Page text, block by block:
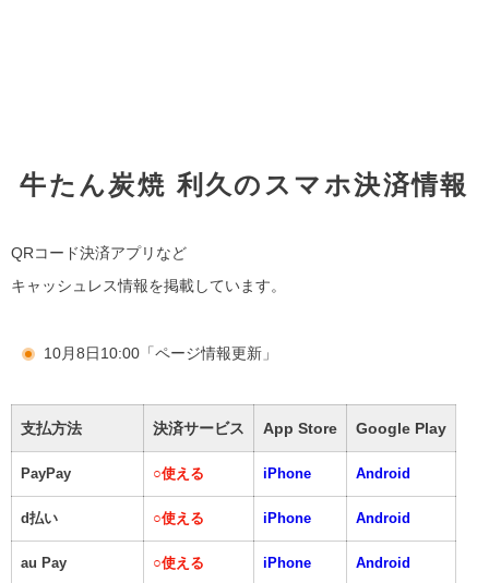
牛たん炭焼 利久のスマホ決済情報
QRコード決済アプリなど
キャッシュレス情報を掲載しています。
10月8日10:00「ページ情報更新」
支払方法 決済サービス App Store Google Play
PayPay ○使える iPhone Android
d払い ○使える iPhone Android
au Pay ○使える iPhone Android